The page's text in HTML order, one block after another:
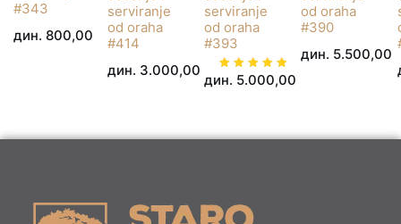
#343
дин. 800,00
serviranje
od oraha
#414
дин. 3.000,00
serviranje
od oraha
#393
Ocenjeno
sa5.00
дин. 5.000,00
od oraha
#390
дин. 5.500,00